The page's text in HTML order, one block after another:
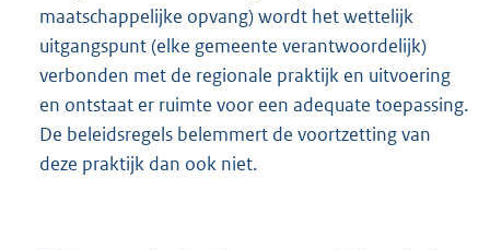
maatschappelijke opvang) wordt het wettelijk
uitgangspunt (elke gemeente verantwoordelijk)
verbonden met de regionale praktijk en uitvoering
en ontstaat er ruimte voor een adequate toepassing.
De beleidsregels belemmert de voortzetting van
deze praktijk dan ook niet.